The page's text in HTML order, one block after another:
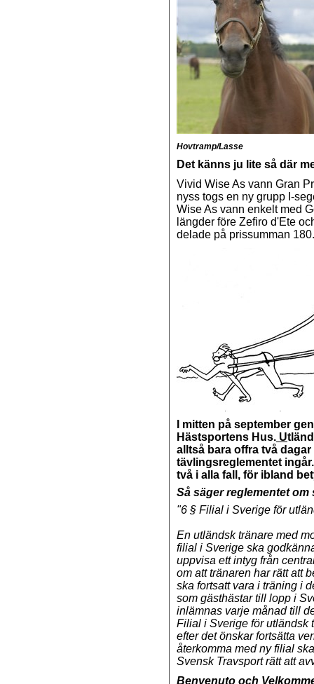
Hovtramp/Lasse
Det känns ju lite så där
Vivid Wise As vann Gran
nyss togs en ny grupp I-
Wise As vann enkelt med
längder före Zefiro d'Ete
delade på prissumman
I mitten på september
Hästsportens Hus. U
alltså bara offra två
tävlingsreglementet
två i alla fall, för ibland
Så säger reglementet
"6 § Filial i Sverige för
En utländsk tränare med
filial i Sverige ska
uppvisa ett intyg från
om att tränaren har rätt att
ska fortsatt vara i träning i
som gästhästar till lopp i
inlämnas varje månad till
Filial i Sverige för utländsk
efter det önskar fortsätta
återkomma med ny filial
Svensk Travsport rätt att
Benvenuto och